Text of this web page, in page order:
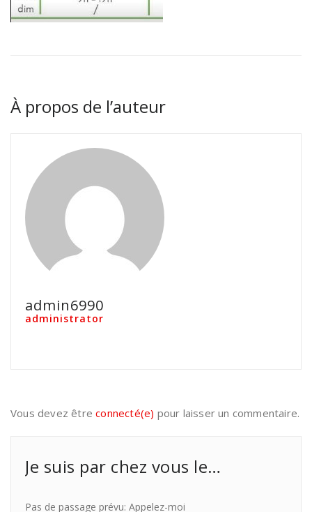
À propos de l’auteur
admin6990
administrator
Vous devez êtreconnecté(e) pour laisser un commentaire.
Je suis par chez vous le…
Pas de passage prévu: Appelez-moi